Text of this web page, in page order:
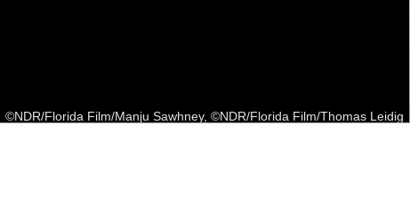
©NDR/Florida Film/Manju Sawhney, ©NDR/Florida Film/Thomas Leidig